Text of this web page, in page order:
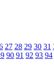
27 28 29 30 31
90 91 92 93 94